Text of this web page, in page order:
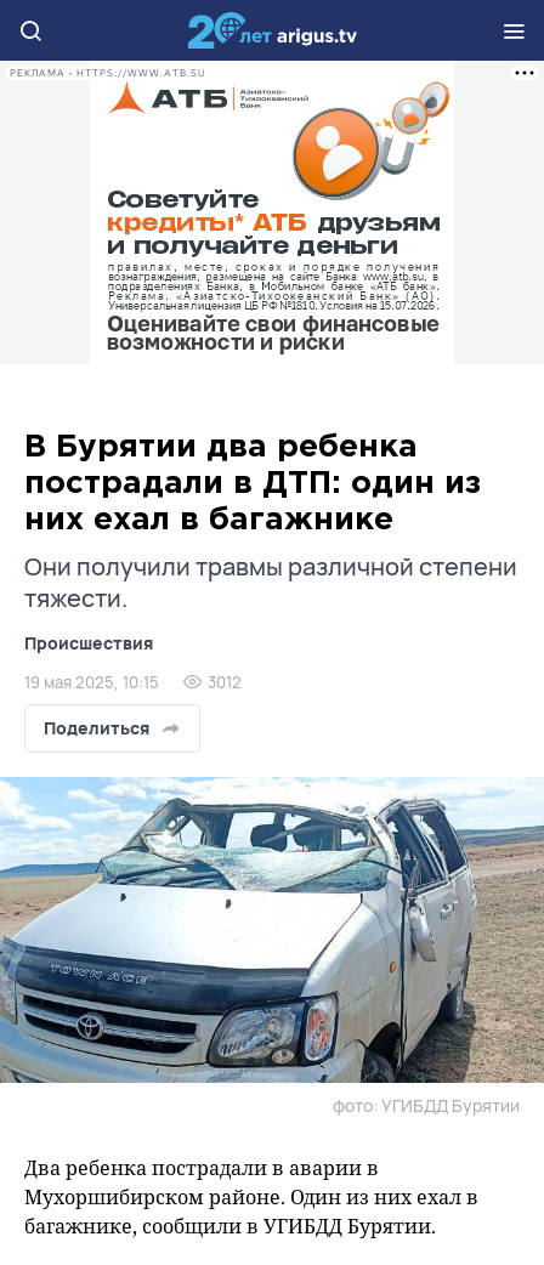
РЕКЛАМА • HTTPS://WWW.ATB.SU
В Бурятии два ребенка
пострадали в ДТП: один из
них ехал в багажнике
Они получили травмы различной степени
тяжести.
Происшествия
19 мая 2025, 10:15 3012
Поделиться
фото: УГИБДД Бурятии
Два ребенка пострадали в аварии в
Мухоршибирском районе. Один из них ехал в
багажнике, сообщили в УГИБДД Бурятии.